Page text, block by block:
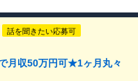
話を聞きたい応募可
月収50万円可★1ヶ月丸々